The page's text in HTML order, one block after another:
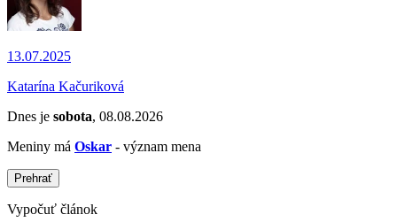
13.07.2025
Katarína Kačuriková
Dnes je sobota, 08.08.2026
Meniny má Oskar - význam mena
Prehrať
Vypočuť článok